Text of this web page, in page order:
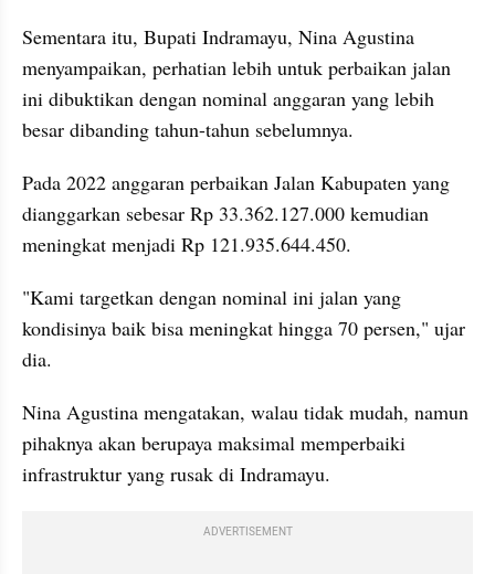
Sementara itu, Bupati Indramayu, Nina Agustina
menyampaikan, perhatian lebih untuk perbaikan jalan
ini dibuktikan dengan nominal anggaran yang lebih
besar dibanding tahun-tahun sebelumnya.
Pada 2022 anggaran perbaikan Jalan Kabupaten yang
dianggarkan sebesar Rp 33.362.127.000 kemudian
meningkat menjadi Rp 121.935.644.450.
"Kami targetkan dengan nominal ini jalan yang
kondisinya baik bisa meningkat hingga 70 persen," ujar
dia.
Nina Agustina mengatakan, walau tidak mudah, namun
pihaknya akan berupaya maksimal memperbaiki
infrastruktur yang rusak di Indramayu.
ADVERTISEMENT